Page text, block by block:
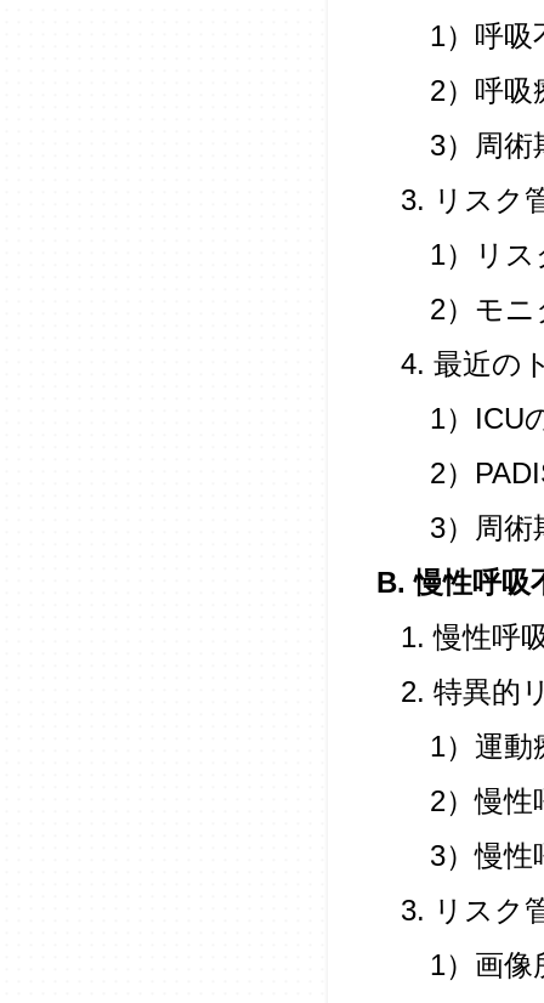
1）呼吸
2）呼吸
3）周術
3. リスク
1）リス
2）モニ
4. 最近の
1）ICU
2）
3）周術
B. 慢性呼吸
1. 慢性呼
2. 特異的
1）運動
2）慢性
3）慢性
3. リスク
1）画像